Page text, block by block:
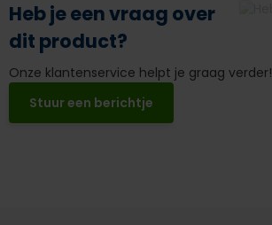
Heb je een vraag over
dit product?
Onze klantenservice helpt je graag verder!
Stuur een berichtje